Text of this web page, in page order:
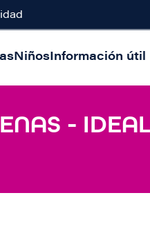
NiñosInformación útil
-